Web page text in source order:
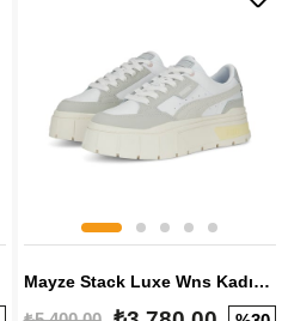
Mayze Stack Luxe Wns Kadın Sneaker